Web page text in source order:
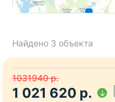
Найдено 3 объекта
1031940 р.
1 021 620 р.